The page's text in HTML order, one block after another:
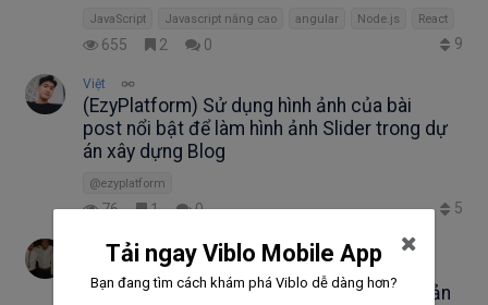
JavaScript Javascript nâng cao angular Node.js React
655 2 0 9
Việt
(EzyPlatform) Sử dụng hình ảnh của bài
post nổi bật để làm hình ảnh Slider trong dự
án xây dựng Blog
@ezyplatform
76 1 0 5
Chung
Hướng dẫn deploy website Laravel lên
VPS/Server có auto deploy cực kỳ đơn giản
Tải ngay Viblo Mobile App
Bạn đang tìm cách khám phá Viblo dễ dàng hơn?